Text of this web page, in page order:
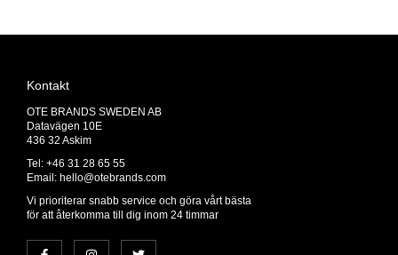
Kontakt
OTE BRANDS SWEDEN AB
Datavägen 10E
436 32 Askim
Tel: +46 31 28 65 55
Email: hello@otebrands.com
Vi prioriterar snabb service och göra vårt bästa
för att återkomma till dig inom 24 timmar